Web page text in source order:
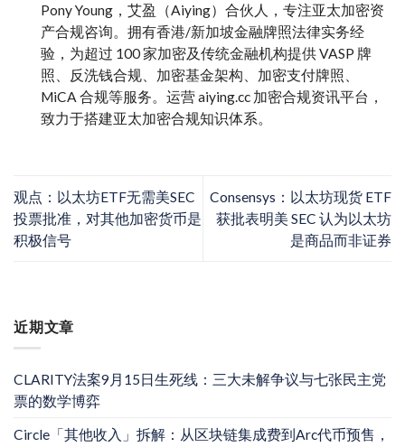
近期文章
CLARITY法案9月15日生死线：三大未解争议与七张民主党
票的数学博弈
Circle「其他收入」拆解：从区块链集成费到Arc代币预售，
Pony Young，艾盈（Aiying）合伙人，专注亚太加密资
产合规咨询。拥有香港/新加坡金融牌照法律实务经
验，为超过 100 家加密及传统金融机构提供 VASP 牌
照、反洗钱合规、加密基金架构、加密支付牌照、
MiCA 合规等服务。运营 aiying.cc 加密合规资讯平台，
致力于搭建亚太加密合规知识体系。
观点：以太坊ETF无需美SEC
投票批准，对其他加密货币是
积极信号
Consensys：以太坊现货 ETF
获批表明美 SEC 认为以太坊
是商品而非证券